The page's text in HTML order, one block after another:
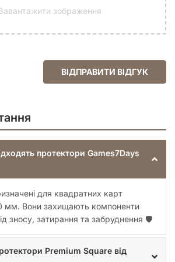
Протектори надійно запечатують карту
запобігаючи потраплянню рідини та
підійде розмір 70 х 70
карт зустрічається у багатьох
(Catan) — деякі видання та
саме такий формат
та сімейні настільні ігри
де присутні квадратні картки
або персонажів;
карткові ігри, що часто
зображення
ВІДПРАВИТИ ВІДГУК
протектори Games7Days
для квадратних карт
мм. Вони захищають компоненти
зносу, затирання та забруднення 🛡️
Premium Square від